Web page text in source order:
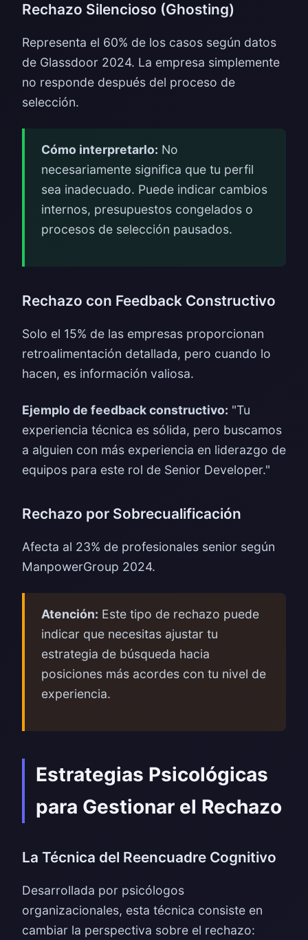
Rechazo Silencioso (Ghosting)
Representa el 60% de los casos según datos
de Glassdoor 2024. La empresa simplemente
no responde después del proceso de
selección.
Cómo interpretarlo: No
necesariamente significa que tu perfil
sea inadecuado. Puede indicar cambios
internos, presupuestos congelados o
procesos de selección pausados.
Rechazo con Feedback Constructivo
Solo el 15% de las empresas proporcionan
retroalimentación detallada, pero cuando lo
hacen, es información valiosa.
Ejemplo de feedback constructivo: "Tu
experiencia técnica es sólida, pero buscamos
a alguien con más experiencia en liderazgo de
equipos para este rol de Senior Developer."
Rechazo por Sobrecualificación
Afecta al 23% de profesionales senior según
ManpowerGroup 2024.
Atención: Este tipo de rechazo puede
indicar que necesitas ajustar tu
estrategia de búsqueda hacia
posiciones más acordes con tu nivel de
experiencia.
Estrategias Psicológicas
para Gestionar el Rechazo
La Técnica del Reencuadre Cognitivo
Desarrollada por psicólogos
organizacionales, esta técnica consiste en
cambiar la perspectiva sobre el rechazo: